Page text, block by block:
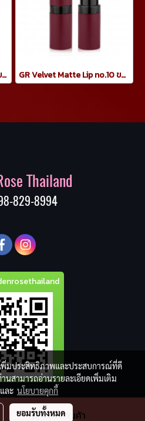
สั่งซื้อสินค้า
GR Velvet Matte Lip no.02 ขนาด 4.2 กรัม GR Velvet Matte Lip no.10 ขนาด 4.2 กรัม
Thailand
829-8994
Reserved. goldenrosethailand.com
พิ่มประสิทธิภาพและประสบการณ์ที่ดี
นสามารถอ่านรายละเอียดเพิ่มเติม
และ นโยบายคุกกี้
ยอมรับทั้งหมด